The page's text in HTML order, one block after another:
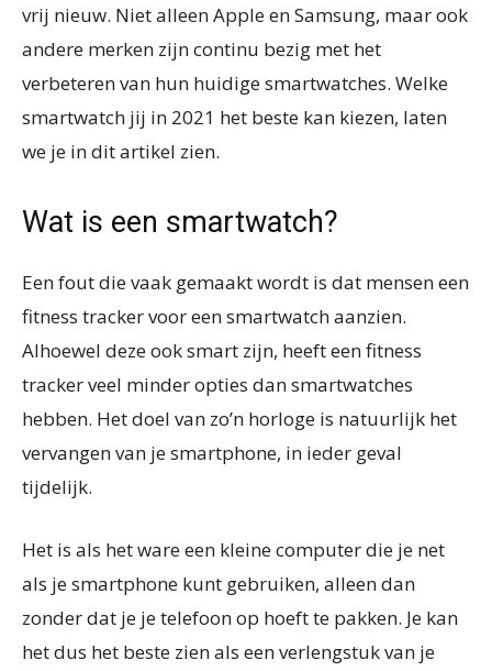
vrij nieuw. Niet alleen Apple en Samsung, maar ook
andere merken zijn continu bezig met het
verbeteren van hun huidige smartwatches. Welke
smartwatch jij in 2021 het beste kan kiezen, laten
we je in dit artikel zien.
Wat is een smartwatch?
Een fout die vaak gemaakt wordt is dat mensen een
fitness tracker voor een smartwatch aanzien.
Alhoewel deze ook smart zijn, heeft een fitness
tracker veel minder opties dan smartwatches
hebben. Het doel van zo’n horloge is natuurlijk het
vervangen van je smartphone, in ieder geval
tijdelijk.
Het is als het ware een kleine computer die je net
als je smartphone kunt gebruiken, alleen dan
zonder dat je je telefoon op hoeft te pakken. Je kan
het dus het beste zien als een verlengstuk van je